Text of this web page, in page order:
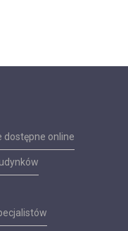
dostępne online